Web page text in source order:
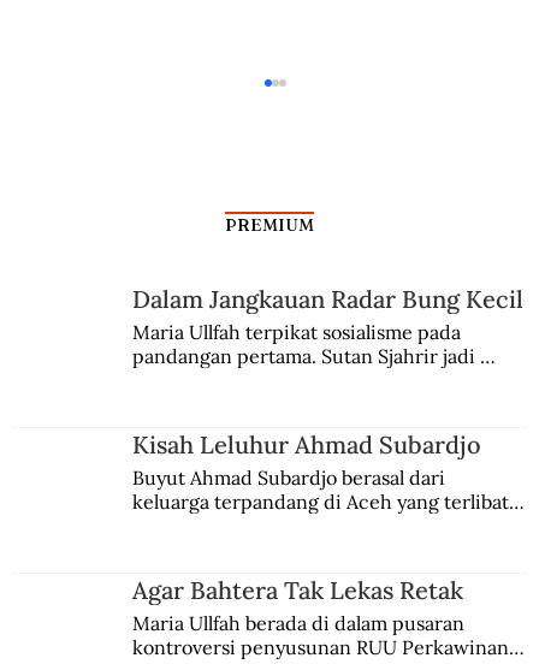
Ianfu, Perempuan dalam Cengkeraman
PREMIUM
Dalam Jangkauan Radar Bung Kecil
Maria Ullfah terpikat sosialisme pada
pandangan pertama. Sutan Sjahrir jadi
Kisah Leluhur Ahmad Subardjo
Buyut Ahmad Subardjo berasal dari
keluarga terpandang di Aceh yang terlibat
Agar Bahtera Tak Lekas Retak
Maria Ullfah berada di dalam pusaran
kontroversi penyusunan RUU Perkawinan.